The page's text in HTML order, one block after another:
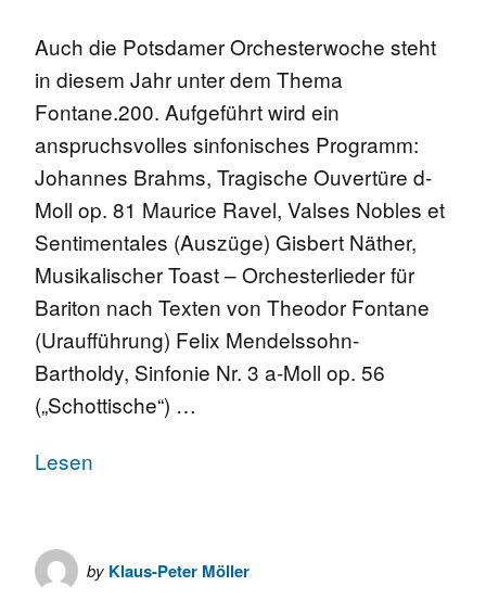
Auch die Potsdamer Orchesterwoche steht
in diesem Jahr unter dem Thema
Fontane.200. Aufgeführt wird ein
anspruchsvolles sinfonisches Programm:
Johannes Brahms, Tragische Ouvertüre d-
Moll op. 81 Maurice Ravel, Valses Nobles et
Sentimentales (Auszüge) Gisbert Näther,
Musikalischer Toast – Orchesterlieder für
Bariton nach Texten von Theodor Fontane
(Uraufführung) Felix Mendelssohn-
Bartholdy, Sinfonie Nr. 3 a-Moll op. 56
(„Schottische“) …
Lesen
by Klaus-Peter Möller